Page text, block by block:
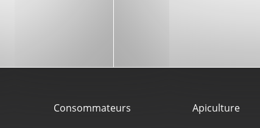
Apiculture
Consommateurs